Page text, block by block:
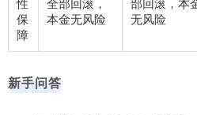
性
保
障
全部回滚，
本金无风险
部回滚，本
无风险
新手问答